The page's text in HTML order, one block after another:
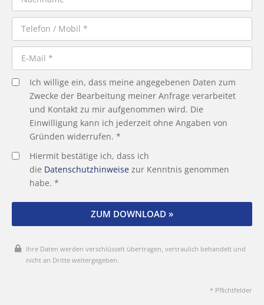
Ich willige ein, dass meine angegebenen Daten zum
Zwecke der Bearbeitung meiner Anfrage verarbeitet
und Kontakt zu mir aufgenommen wird. Die
Einwilligung kann ich jederzeit ohne Angaben von
Gründen widerrufen. *
Hiermit bestätige ich, dass ich
die Datenschutzhinweise zur Kenntnis genommen
habe. *
ZUM DOWNLOAD »
Ihre Daten werden verschlüsselt übertragen, vertraulich behandelt und
nicht an Dritte weitergegeben.
* Pflichtfelder